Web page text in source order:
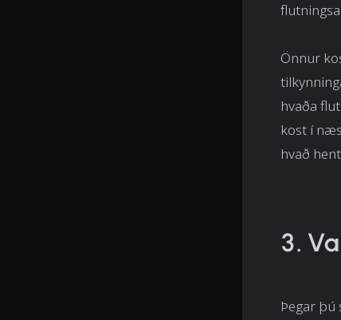
Önnur
hvaða
kost í
hvað
3.
Þegar þú